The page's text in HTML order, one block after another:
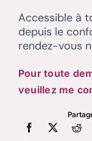
Accessible à
depuis le
rendez-vous
Pour toute
veuillez me